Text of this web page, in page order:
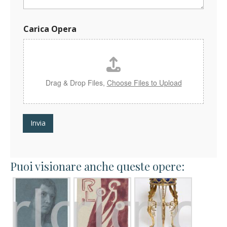
Carica Opera
Drag & Drop Files, Choose Files to Upload
Invia
Puoi visionare anche queste opere: